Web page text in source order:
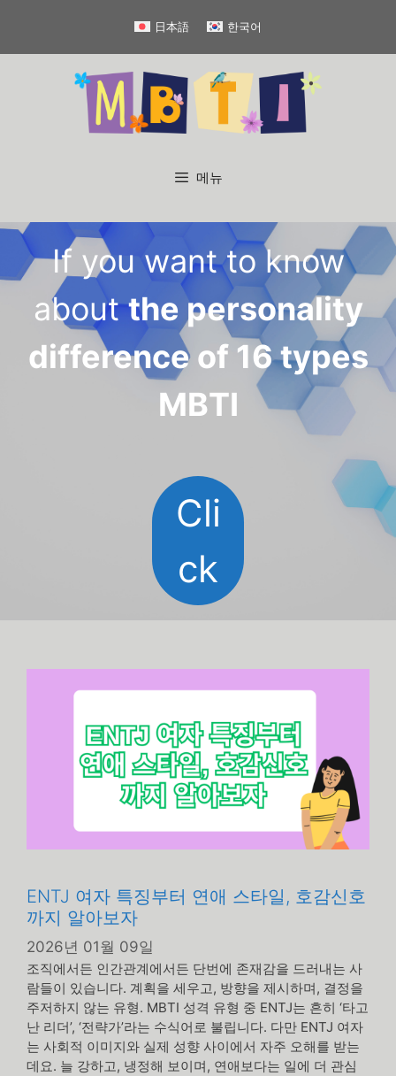
츠
日本語 한국어
메뉴
If you want to know
aboutthe personality
difference of 16 types
MBTI
Cli
ck
ENTJ 여자 특징부터 연애 스타일, 호감신호
까지 알아보자
2026년 01월 09일
조직에서든 인간관계에서든 단번에 존재감을 드러내는 사
람들이 있습니다. 계획을 세우고, 방향을 제시하며, 결정을
주저하지 않는 유형. MBTI 성격 유형 중 ENTJ는 흔히 ‘타고
난 리더’, ‘전략가’라는 수식어로 불립니다. 다만 ENTJ 여자
는 사회적 이미지와 실제 성향 사이에서 자주 오해를 받는
데요. 늘 강하고, 냉정해 보이며, 연애보다는 일에 더 관심